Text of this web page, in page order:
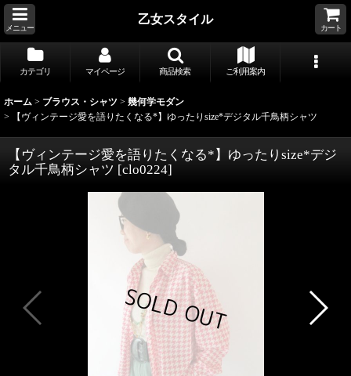
メニュー
乙女スタイル
カート
カテゴリ マイページ 商品検索 ご利用案内
ホーム > ブラウス・シャツ > 幾何学モダン
>
【ヴィンテージ愛を語りたくなる*】ゆったりsize*デジタル千鳥柄シャツ
【ヴィンテージ愛を語りたくなる*】ゆったりsize*デジ
タル千鳥柄シャツ [clo0224]